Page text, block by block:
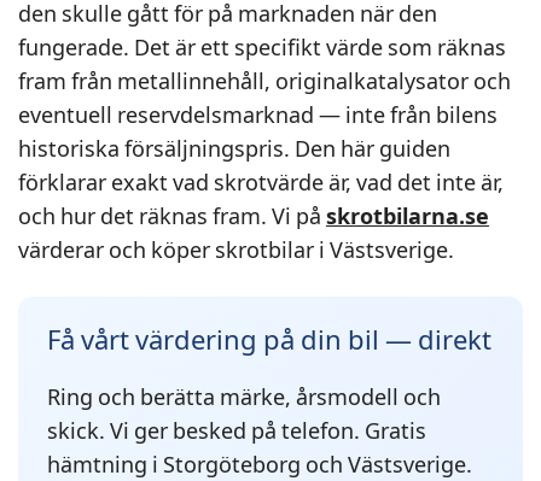
den skulle gått för på marknaden när den
fungerade. Det är ett specifikt värde som räknas
fram från metallinnehåll, originalkatalysator och
eventuell reservdelsmarknad — inte från bilens
historiska försäljningspris. Den här guiden
förklarar exakt vad skrotvärde är, vad det inte är,
och hur det räknas fram. Vi på skrotbilarna.se
värderar och köper skrotbilar i Västsverige.
Få vårt värdering på din bil — direkt
Ring och berätta märke, årsmodell och
skick. Vi ger besked på telefon. Gratis
hämtning i Storgöteborg och Västsverige.